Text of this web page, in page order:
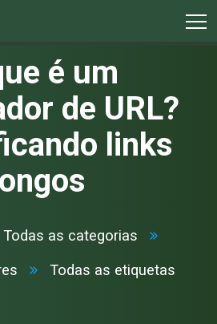
é um
de URL?
links
longos
Todas as categorias
Todas as etiquetas